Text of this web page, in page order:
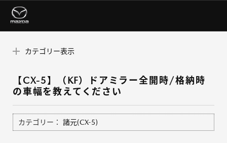
カテゴリー表示
【CX-5】（KF）ドアミラー全開時/格納時
の車幅を教えてください
カテゴリー： 諸元(CX-5)